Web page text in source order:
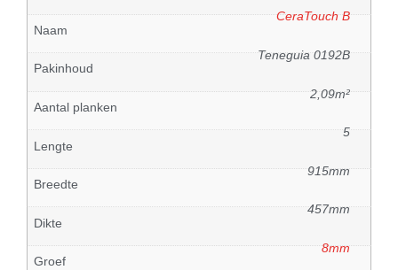
CeraTouch B
Naam
Teneguia 0192B
Pakinhoud
2,09m²
Aantal planken
5
Lengte
915mm
Breedte
457mm
Dikte
8mm
Groef